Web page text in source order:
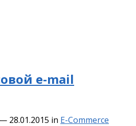
e-mail
— 28.01.2015 in E-Commerce